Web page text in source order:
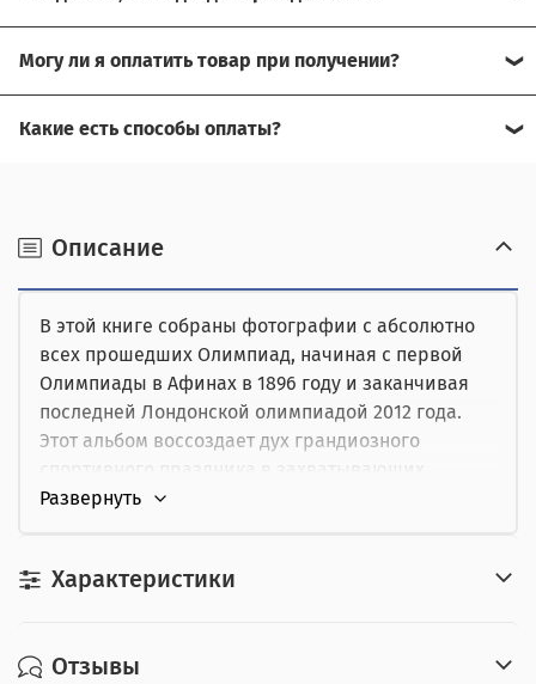
помочь.
наличными при получении,
картой курьеру.
Описание
В этой книге собраны фотографии с абсолютно
всех прошедших Олимпиад, начиная с первой
Олимпиады в Афинах в 1896 году и заканчивая
последней Лондонской олимпиадой 2012 года.
Этот альбом воссоздает дух грандиозного
образах, воплощающих девиз Игр: `Быстрее,
По этим фотографиям можно проследить
году. На сотнях снимков вы увидите выдающихся
Характеристики
Отзывы